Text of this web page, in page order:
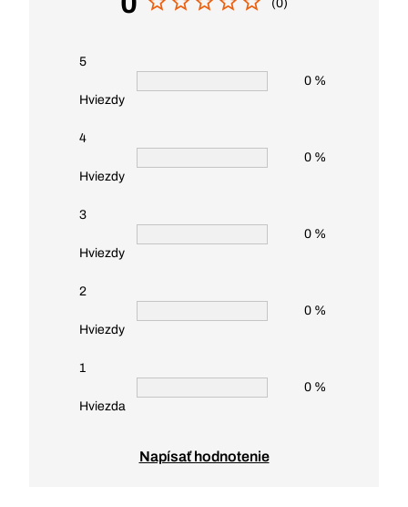
(0)
5
Hviezdy
0 %
4
Hviezdy
0 %
3
Hviezdy
0 %
2
Hviezdy
0 %
1
Hviezda
0 %
Napísať hodnotenie